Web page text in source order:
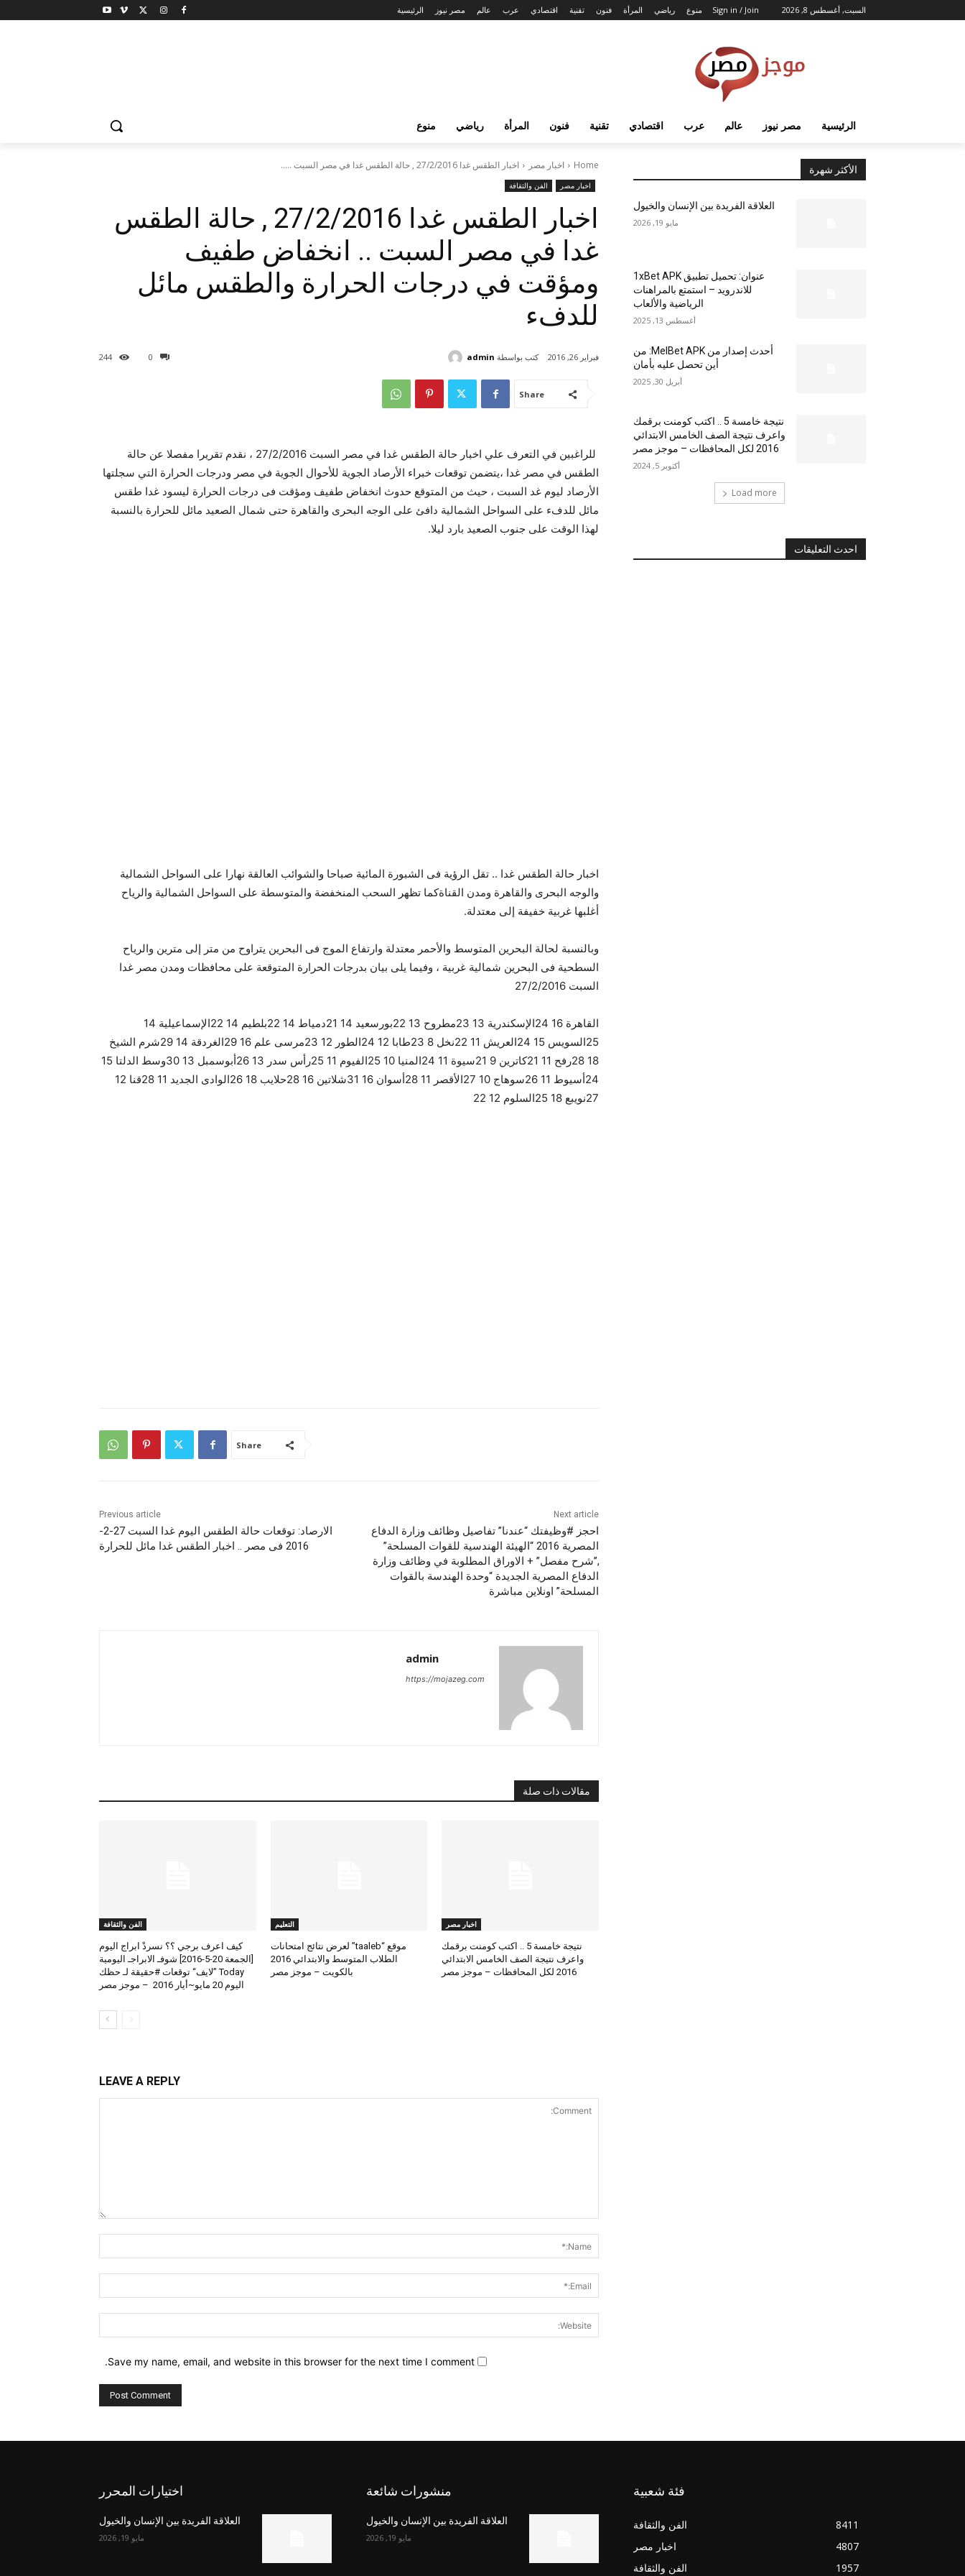
السبت, أغسطس 8, 2026 Sign in / Join الرئيسية مصر نيوز عالم عرب اقتصادي تقنية فنون المرأة رياضي منوع
الرئيسية مصر نيوز عالم عرب اقتصادي تقنية فنون المرأة رياضي منوع
Home اخبار مصر اخبار الطقس غدا 27/2/2016 , حالة الطقس غدا في مصر السبت .....
اخبار مصر الفن والثقافة
اخبار الطقس غدا 27/2/2016 , حالة الطقس
غدا في مصر السبت .. انخفاض طفيف
ومؤقت في درجات الحرارة والطقس مائل
للدفء
0
244 فبراير 26, 2016 كتب بواسطة admin
Share
للراغبين في التعرف علي اخبار حالة الطقس غدا في مصر السبت 27/2/2016 ، نقدم تقريرا مفصلا عن حالة
الطقس في مصر غدا ،يتضمن توقعات خبراء الأرصاد الجوية للأحوال الجوية في مصر ودرجات الحرارة التي سجلتها
الأرصاد ليوم غد السبت ، حيث من المتوقع حدوث انخفاض طفيف ومؤقت فى درجات الحرارة ليسود غدا طقس
مائل للدفء على السواحل الشمالية دافئ على الوجه البحرى والقاهرة حتى شمال الصعيد مائل للحرارة بالنسبة
لهذا الوقت على جنوب الصعيد بارد ليلا.
اخبار حالة الطقس غدا .. تقل الرؤية فى الشبورة المائية صباحا والشوائب العالقة نهارا على السواحل الشمالية
والوجه البحرى والقاهرة ومدن القناةكما تظهر السحب المنخفضة والمتوسطة على السواحل الشمالية والرياح
أغلبها غربية خفيفة إلى معتدلة.
وبالنسبة لحالة البحرين المتوسط والأحمر معتدلة وارتفاع الموج فى البحرين يتراوح من متر إلى مترين والرياح
السطحية فى البحرين شمالية غربية ، وفيما يلى بيان بدرجات الحرارة المتوقعة على محافظات ومدن مصر غدا
السبت 27/2/2016
القاهرة 16 24الإسكندرية 13 23مطروح 13 22بورسعيد 14 21دمياط 14 22بلطيم 14 22الإسماعيلية 14
25السويس 15 24العريش 11 22نخل 8 23طابا 12 24الطور 12 23مرسى علم 16 29الغردقة 14 29شرم الشيخ
18 28رفح 11 21كاترين 9 21سيوة 11 24المنيا 10 25الفيوم 11 25رأس سدر 13 26أبوسمبل 13 30وسط الدلتا 15
24أسيوط 11 26سوهاج 10 27الأقصر 11 28أسوان 16 31شلاتين 16 28حلايب 18 26الوادى الجديد 11 28قنا 12
27نويبع 18 25السلوم 12 22
Share
Previous article
الارصاد: توقعات حالة الطقس اليوم غدا السبت 27-2-
2016 فى مصر .. اخبار الطقس غدا مائل للحرارة
Next article
احجز #وظيفتك “عندنا” تفاصيل وظائف وزارة الدفاع
المصرية 2016 “الهيئة الهندسية للقوات المسلحة”
,”شرح مفصل” + الاوراق المطلوبة في وظائف وزارة
الدفاع المصرية الجديدة “وحدة الهندسة بالقوات
المسلحة” اونلاين مباشرة
admin
https://mojazeg.com
مقالات ذات صلة
اخبار مصر
نتيجة خامسة 5 .. اكتب كومنت برقمك
واعرف نتيجة الصف الخامس الابتدائي
2016 لكل المحافظات – موجز مصر
التعليم
موقع “taaleb” لعرض نتائج امتحانات
الطلاب المتوسط والابتدائي 2016
بالكويت – موجز مصر
الفن والثقافة
كيف اعرف برجي ؟؟ نسردْ ابراج اليوم
[الجمعة 20-5-2016] شوفـ الابراجـ اليومية
Today ”لايف“ توقعات #حقيقة لـ حظك
اليوم 20 مايو~أيار 2016 – موجز مصر
LEAVE A REPLY
Save my name, email, and website in this browser for the next time I comment.
الأكثر شهرة
العلاقة الفريدة بين الإنسان والخيول
مايو 19, 2026
عنوان: تحميل تطبيق 1xBet APK
للاندرويد – استمتع بالمراهنات
الرياضية والألعاب
أغسطس 13, 2025
أحدث إصدار من MelBet APK: من
أين تحصل عليه بأمان
أبريل 30, 2025
نتيجة خامسة 5 .. اكتب كومنت برقمك
واعرف نتيجة الصف الخامس الابتدائي
2016 لكل المحافظات – موجز مصر
أكتوبر 5, 2024
Load more
احدث التعليقات
اختيارات المحرر
العلاقة الفريدة بين الإنسان والخيول
مايو 19, 2026
منشورات شائعة
العلاقة الفريدة بين الإنسان والخيول
مايو 19, 2026
فئة شعبية
الفن والثقافة
8411
اخبار مصر
4807
الفن والثقافة
1957